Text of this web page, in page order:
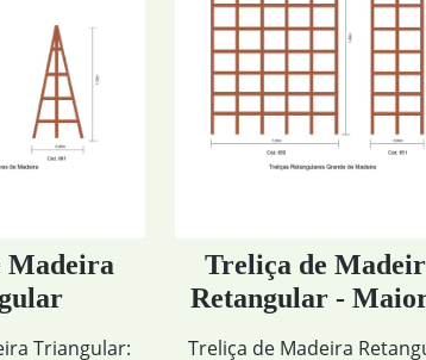
Madeira
- Maiores
Retangular
Treliça de
Retangular
Treliça de Madeira